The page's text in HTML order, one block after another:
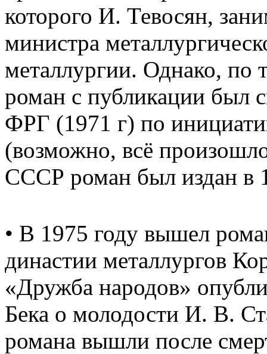
которого И. Тевосян,
министра
металлургии. Однако, по
роман с публикации был
ФРГ (1971 г) по
(возможно, всё
СССР роман был издан в
• В 1975 году вышел
династии металлургов
«Дружба народов»
Бека о молодости И. В.
романа вышли после